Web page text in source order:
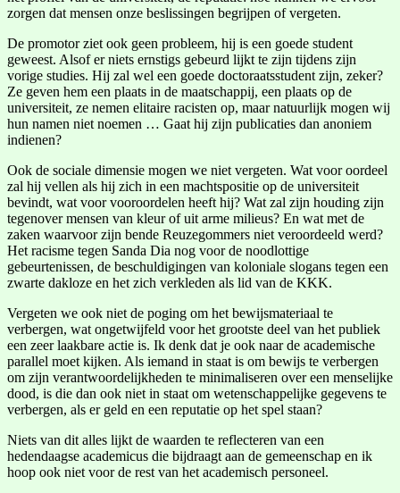
zorgen dat mensen onze beslissingen begrijpen of vergeten.
De promotor ziet ook geen probleem, hij is een goede student
geweest. Alsof er niets ernstigs gebeurd lijkt te zijn tijdens zijn
vorige studies. Hij zal wel een goede doctoraatsstudent zijn, zeker?
Ze geven hem een plaats in de maatschappij, een plaats op de
universiteit, ze nemen elitaire racisten op, maar natuurlijk mogen wij
hun namen niet noemen … Gaat hij zijn publicaties dan anoniem
indienen?
Ook de sociale dimensie mogen we niet vergeten. Wat voor oordeel
zal hij vellen als hij zich in een machtspositie op de universiteit
bevindt, wat voor vooroordelen heeft hij? Wat zal zijn houding zijn
tegenover mensen van kleur of uit arme milieus? En wat met de
zaken waarvoor zijn bende Reuzegommers niet veroordeeld werd?
Het racisme tegen Sanda Dia nog voor de noodlottige
gebeurtenissen, de beschuldigingen van koloniale slogans tegen een
zwarte dakloze en het zich verkleden als lid van de KKK.
Vergeten we ook niet de poging om het bewijsmateriaal te
verbergen, wat ongetwijfeld voor het grootste deel van het publiek
een zeer laakbare actie is. Ik denk dat je ook naar de academische
parallel moet kijken. Als iemand in staat is om bewijs te verbergen
om zijn verantwoordelijkheden te minimaliseren over een menselijke
dood, is die dan ook niet in staat om wetenschappelijke gegevens te
verbergen, als er geld en een reputatie op het spel staan?
Niets van dit alles lijkt de waarden te reflecteren van een
hedendaagse academicus die bijdraagt aan de gemeenschap en ik
hoop ook niet voor de rest van het academisch personeel.